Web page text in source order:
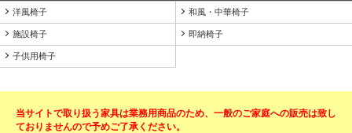
洋風椅子 和風・中華椅子
施設椅子 即納椅子
子供用椅子
当サイトで取り扱う家具は業務用商品のため、一般のご家庭への販売は致し
ておりませんので予めご了承ください。